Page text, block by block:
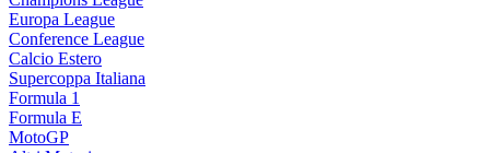
Europa League
Conference League
Calcio Estero
Supercoppa Italiana
Formula 1
Formula E
MotoGP